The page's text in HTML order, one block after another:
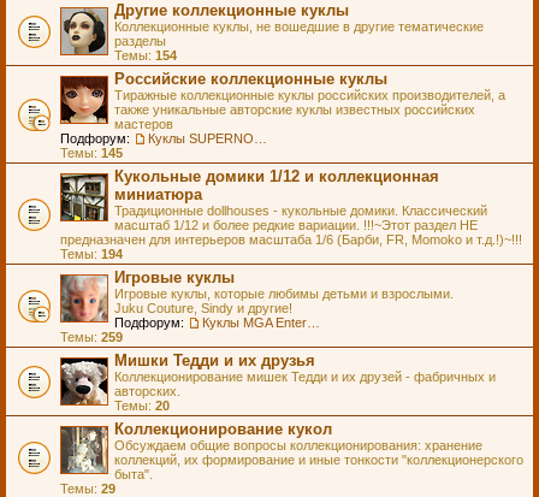
Другие коллекционные куклы
Коллекционные куклы, не вошедшие в другие тематические
разделы
Темы: 154
Российские коллекционные куклы
Тиражные коллекционные куклы российских производителей, а
также уникальные авторские куклы известных российских
мастеров
Подфорум:
Темы: 145
Кукольные домики 1/12 и коллекционная
миниатюра
Традиционные dollhouses - кукольные домики. Классический
масштаб 1/12 и более редкие вариации. !!!~Этот раздел НЕ
предназначен для интерьеров масштаба 1/6 (Барби, FR, Momoko и т.д.!)~!!!
Темы: 194
Игровые куклы
Игровые куклы, которые любимы детьми и взрослыми.
Juku Couture, Sindy и другие!
Подфорум:
Темы: 259
Мишки Тедди и их друзья
Коллекционирование мишек Тедди и их друзей - фабричных и
авторских.
Темы: 20
Коллекционирование кукол
Обсуждаем общие вопросы коллекционирования: хранение
коллекций, их формирование и иные тонкости "коллекционерского
быта".
Темы: 29